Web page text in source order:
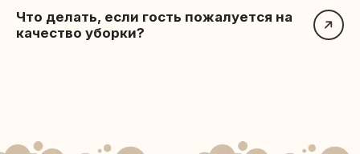
Что делать, если гость пожалуется на
качество уборки?